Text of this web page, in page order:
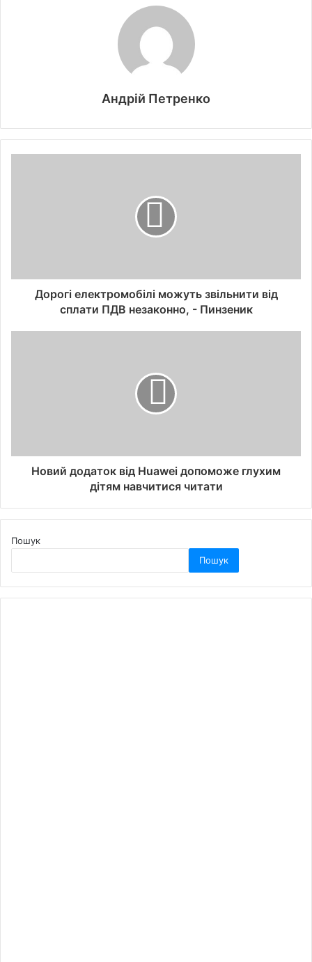
Андрій Петренко
Дорогі електромобілі можуть звільнити від
сплати ПДВ незаконно, - Пинзеник
Новий додаток від Huawei допоможе глухим
дітям навчитися читати
Пошук
Пошук